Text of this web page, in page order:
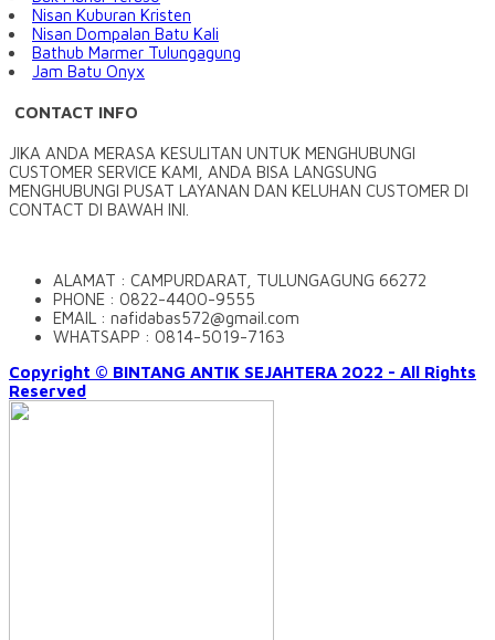
Nisan Kuburan Kristen
Nisan Dompalan Batu Kali
Bathub Marmer Tulungagung
Jam Batu Onyx
CONTACT INFO
JIKA ANDA MERASA KESULITAN UNTUK MENGHUBUNGI
CUSTOMER SERVICE KAMI, ANDA BISA LANGSUNG
MENGHUBUNGI PUSAT LAYANAN DAN KELUHAN CUSTOMER DI
CONTACT DI BAWAH INI.
ALAMAT : CAMPURDARAT, TULUNGAGUNG 66272
PHONE : 0822-4400-9555
EMAIL : nafidabas572@gmail.com
WHATSAPP : 0814-5019-7163
Copyright © BINTANG ANTIK SEJAHTERA 2022 - All Rights
Reserved